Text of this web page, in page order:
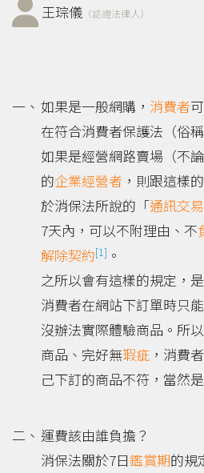
王琮儀 （認證法律人）
如果是一般網購， 消費者
在符合消費者保護法（俗
如果是經營網路賣場（不
的企業經營者 ，則跟這樣
於消保法所說的「通訊交易
7天內，可以不附理由、不
解除契約[1] 。
之所以會有這樣的規定，
消費者在網站下訂單時只
沒辦法實際體驗商品。所
商品、完好無瑕疵 ，消費
己下訂的商品不符，當然
運費該由誰負擔？
消保法關於7日鑑賞期的規